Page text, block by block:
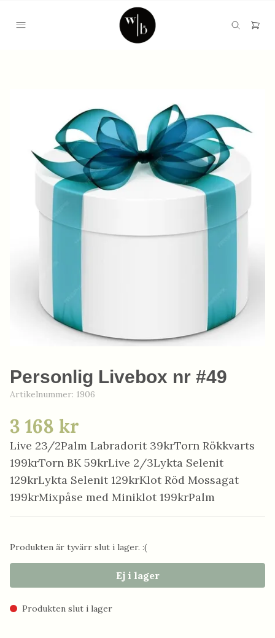
Personlig Livebox nr #49
Artikelnummer: 1906
3 168 kr
Live 23/2Palm Labradorit 39krTorn Rökkvarts
199krTorn BK 59krLive 2/3Lykta Selenit
129krLykta Selenit 129krKlot Röd Mossagat
199krMixpåse med Miniklot 199krPalm
Produkten är tyvärr slut i lager. :(
Ej i lager
Produkten slut i lager